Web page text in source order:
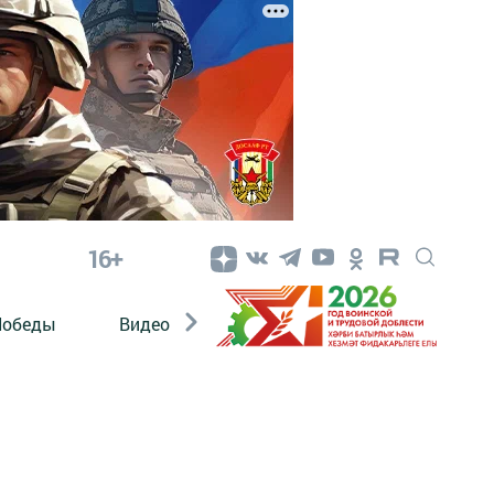
16+
Видео Конкурсы ЭтноДети